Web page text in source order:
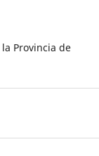
Provincia de